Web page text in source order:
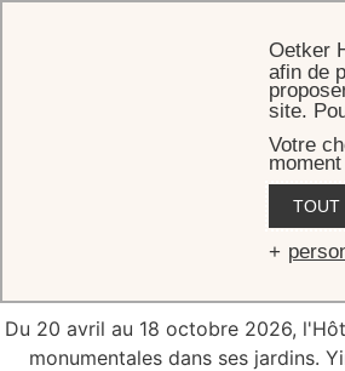
Du 20 avril au 18 octobre 2026,
monumentales dans ses jardins.
Oetker
afin de
site.
Votre
TOUT